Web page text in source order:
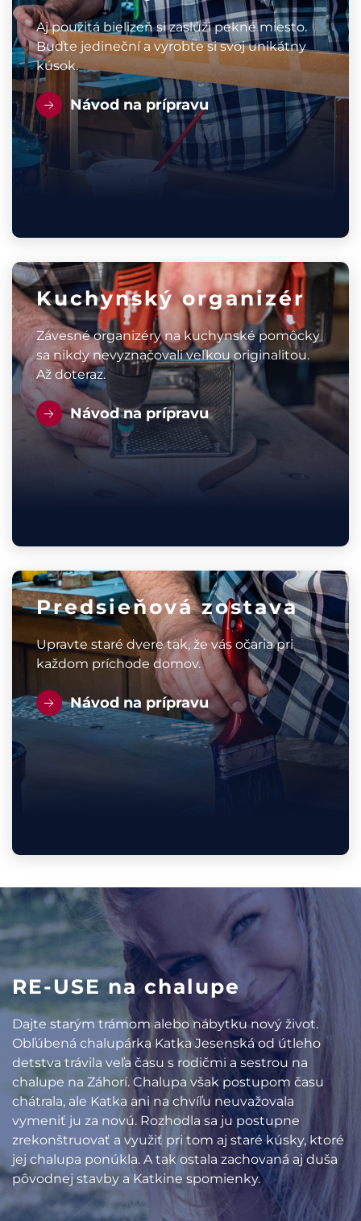
Aj použitá bielizeň si zaslúži pekné miesto.
Buďte jedineční a vyrobte si svoj unikátny
kúsok.
Návod na prípravu
Kuchynský organizér
Závesné organizéry na kuchynské pomôcky
sa nikdy nevyznačovali veľkou originalitou.
Až doteraz.
Návod na prípravu
Predsieňová zostava
Upravte staré dvere tak, že vás očaria pri
každom príchode domov.
Návod na prípravu
RE-USE na chalupe
Dajte starým trámom alebo nábytku nový život.
Obľúbená chalupárka Katka Jesenská od útleho
detstva trávila veľa času s rodičmi a sestrou na
chalupe na Záhorí. Chalupa však postupom času
chátrala, ale Katka ani na chvíľu neuvažovala
vymeniť ju za novú. Rozhodla sa ju postupne
zrekonštruovať a využiť pri tom aj staré kúsky, ktoré
jej chalupa ponúkla. A tak ostala zachovaná aj duša
pôvodnej stavby a Katkine spomienky.